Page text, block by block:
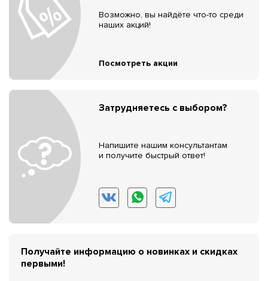
Возможно, вы найдёте что-то среди
наших акций!
Посмотреть акции
Затрудняетесь с выбором?
Напишите нашим консультантам
и получите быстрый ответ!
Получайте информацию о новинках и скидках
первыми!